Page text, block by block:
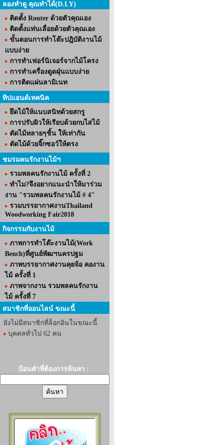
ลองทำดู คุณทำได้(D.I.Y)
ติดตั้ง Router ด้วยตัวคุณเอง
ติดตั้งแท่นเลื่อยด้วยตัวคุณเอง
ขั้นตอนการทำโต๊ะปฎิบัติงานไม้
แบบง่าย
การทำเฟอร์นิเจอร์จากไม้โครง
การทำเครื่องดูดฝุ่นแบบง่าย
การติดแผ่นลามิเนท
ทิปแอนด์เทคนิค
ยึดไม้ให้แนบสนิทด้วยสกรู
การปรับผิวให้เรียบด้วยกบไสไม้
ตัดไม้หลายๆชิ้น ให้เท่ากัน
ตัดไม้ด้วยจิ๊กซอว์ให้ตรง
ชมรมคนรักงานไม้ฯ
รวมพลคนรักงานไม้ ครั้งที่ 2
ทำไม?จึงอยากแนะนำให้มาร่วม
งาน "รวมพลคนรักงานไม้ # 4"
รวมบรรยากาศงานThailand
Woodworking Fair2018
กิจกรรมกับงานไม้
ภาพการทำโต๊ะงานไม้(Work
Bench)ที่ศูนย์พัฒฯนครปฐม
ภาพบรรยากาศงานคุยจ้อ คองาน
ไม้ ครั้งที่ 1
ภาพจากงาน รวมพลคนรักงาน
ไม้ ครั้งที่ 7
สมาชิกที่ออนไลน์ ขณะนี้
ยังไม่มีสมาชิกที่ล็อกอินในขณะนี้
บุคคลทั่วไป 62 คน
ป้อนคำที่ต้องการค้นหา :